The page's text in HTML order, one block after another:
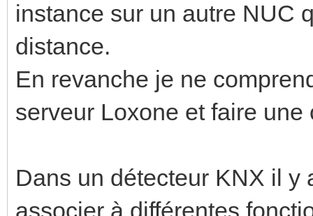
instance sur un autre NUC
distance.
En revanche je ne
serveur Loxone et faire
Dans un détecteur KNX il y
associer à différentes